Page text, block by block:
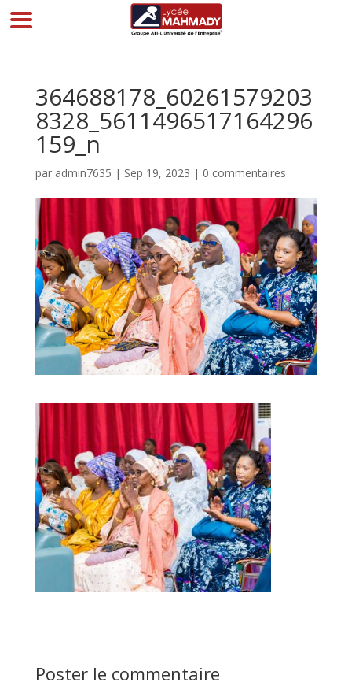
364688178_60261579203
8328_5611496517164296
159_n
par admin7635 | Sep 19, 2023 | 0 commentaires
Poster le commentaire